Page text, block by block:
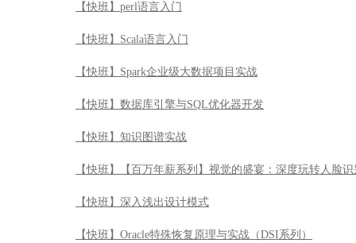
【快班】perl语言入门
【快班】Scala语言入门
【快班】Spark企业级大数据项目实战
【快班】数据库引擎与SQL优化器开发
【快班】知识图谱实战
【快班】【百万年薪系列】视觉的盛宴：深度玩转人脸识
【快班】深入浅出设计模式
【快班】Oracle特殊恢复原理与实战（DSI系列）